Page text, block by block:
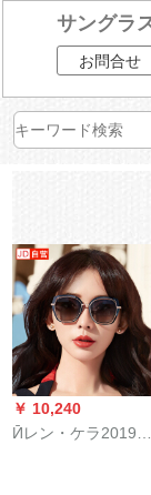
サングラ
お問合せ
￥ 10,240
Ӣレン・ケラ2019年